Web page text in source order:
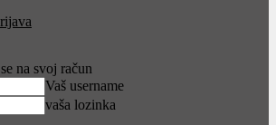
na svoj račun
Vaš username
vaša lozinka